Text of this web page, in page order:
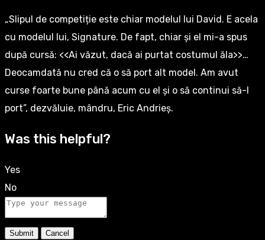
„Slipul de competiție este chiar modelul lui David. E acela
cu modelul lui, Signature. De fapt, chiar și el mi-a spus
după cursă: <<Ai văzut, dacă ai purtat costumul ăla>>…
Deocamdată nu cred că o să port alt model. Am avut
curse foarte bune până acum cu el și o să continui să-l
port”, dezvăluie, mândru, Eric Andrieș.
Was this helpful?
Yes
No
Submit Cancel